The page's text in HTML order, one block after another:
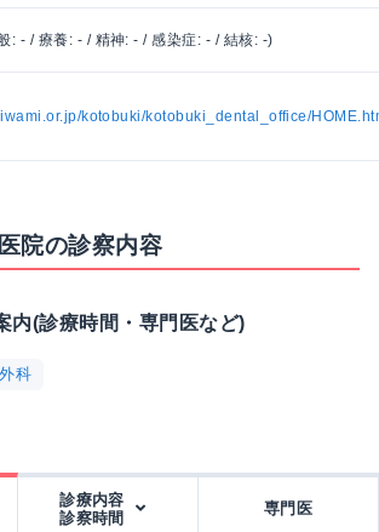
: - / 療養: - / 精神: - / 感染症: - / 結核: -)
kotobuki/kotobuki_dental_office/
院の診察内容
内(診療時間・専門医など)
科
診療内容
診察時間
専門医